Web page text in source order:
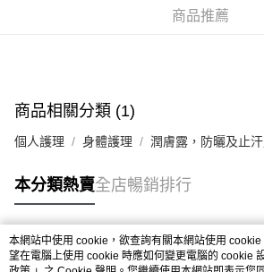
每筆HK$50.00，滿HK$200.00或以上免運費
UNY 門市自取
商品推薦
商品相關分類 (1)
個人護理 身體護理 潤膚露，防曬及止
本分類熱賣全店暢銷排行
熱門標籤
本網站中使用 cookie，欲查詢有關本網站使用 cookie
望在電腦上使用 cookie 時應如何變更電腦的 cookie